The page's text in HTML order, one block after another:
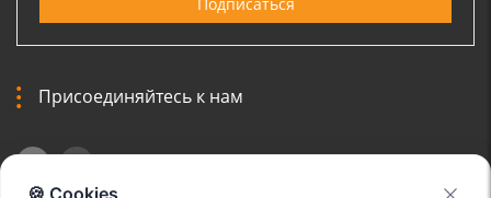
Присоединяйтесь к нам
🍪 Cookies